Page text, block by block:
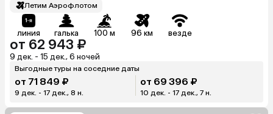
Летим Аэрофлотом
линия галька 100 м 96 км везде
от 62 943 ₽
9 дек. - 15 дек., 6 ночей
Выгодные туры на соседние даты
от 71 849 ₽
9 дек. - 17 дек., 8 н.
от 69 396 ₽
10 дек. - 17 дек., 7 н.